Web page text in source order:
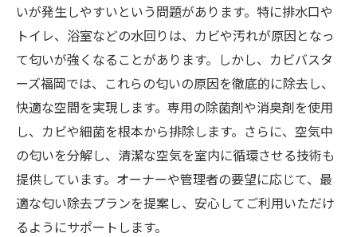
いが発生しやすいという問題があります。特に排水口や
トイレ、浴室などの水回りは、カビや汚れが原因となっ
て匂いが強くなることがあります。しかし、カビバスタ
ーズ福岡では、これらの匂いの原因を徹底的に除去し、
快適な空間を実現します。専用の除菌剤や消臭剤を使用
し、カビや細菌を根本から排除します。さらに、空気中
の匂いを分解し、清潔な空気を室内に循環させる技術も
提供しています。オーナーや管理者の要望に応じて、最
適な匂い除去プランを提案し、安心してご利用いただけ
るようにサポートします。